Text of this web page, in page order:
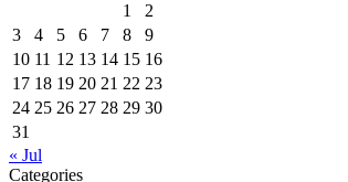
1
2
3
4 5 6 7 8
9
10 11 12 13 14 15 16
17 18 19 20 21 22 23
24 25 26 27 28 29 30
31
« Jul
Categories